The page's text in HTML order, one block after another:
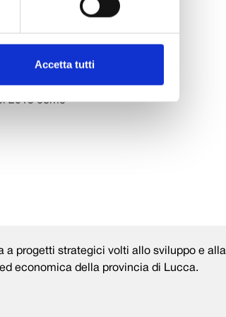
Accetta tutti
il suo nuovo
Lucca
che
per studiare
cast vedrà
2013 come
a progetti strategici volti allo sviluppo e alla
economica della provincia di Lucca.